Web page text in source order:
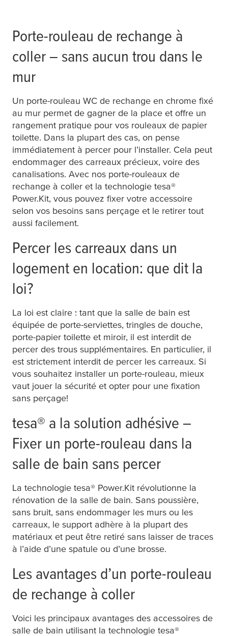
Porte-rouleau de rechange à
coller – sans aucun trou dans le
mur
Un porte-rouleau WC de rechange en chrome fixé
au mur permet de gagner de la place et offre un
rangement pratique pour vos rouleaux de papier
toilette. Dans la plupart des cas, on pense
immédiatement à percer pour l’installer. Cela peut
endommager des carreaux précieux, voire des
canalisations. Avec nos porte-rouleaux de
rechange à coller et la technologie tesa®
Power.Kit, vous pouvez fixer votre accessoire
selon vos besoins sans perçage et le retirer tout
aussi facilement.
Percer les carreaux dans un
logement en location: que dit la
loi?
La loi est claire : tant que la salle de bain est
équipée de porte-serviettes, tringles de douche,
porte-papier toilette et miroir, il est interdit de
percer des trous supplémentaires. En particulier, il
est strictement interdit de percer les carreaux. Si
vous souhaitez installer un porte-rouleau, mieux
vaut jouer la sécurité et opter pour une fixation
sans perçage!
tesa® a la solution adhésive –
Fixer un porte-rouleau dans la
salle de bain sans percer
La technologie tesa® Power.Kit révolutionne la
rénovation de la salle de bain. Sans poussière,
sans bruit, sans endommager les murs ou les
carreaux, le support adhère à la plupart des
matériaux et peut être retiré sans laisser de traces
à l’aide d’une spatule ou d’une brosse.
Les avantages d’un porte-rouleau
de rechange à coller
Voici les principaux avantages des accessoires de
salle de bain utilisant la technologie tesa®